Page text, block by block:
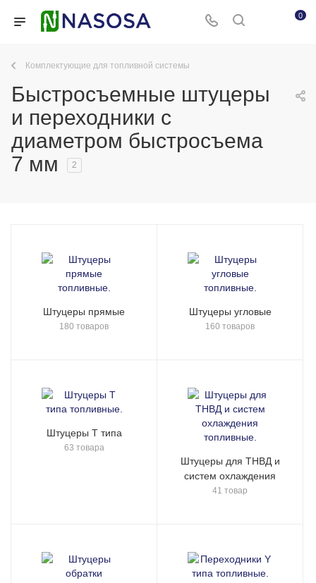
0
Комплектующие для топливной системы
Быстросъемные штуцеры
и переходники с
диаметром быстросъема
7 мм
2
Штуцеры прямые
180 товаров
Штуцеры угловые
160 товаров
Штуцеры Т типа
63 товара
Штуцеры для ТНВД и
систем охлаждения
41 товар